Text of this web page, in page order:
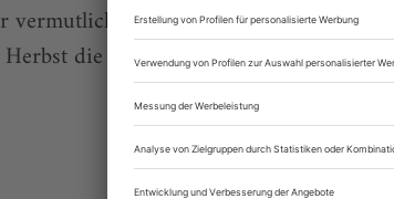
nicht gelernt. Wie sonst sollte
die Rolle des Siegfried in Wagners